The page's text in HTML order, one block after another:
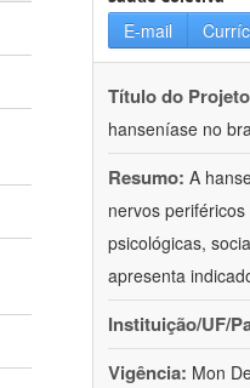
E-mail
Título do
hanseníase no
Resumo: A
nervos
psicológicas,
apresenta
Instituição/UF/
Vigência: Mon